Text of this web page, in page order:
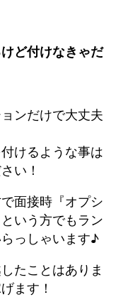
ど付けなきゃだ
ンだけで大丈夫
けるような事は
い！
面接時『オプシ
いう方でもラン
っしゃいます♪
たことはありま
ます！